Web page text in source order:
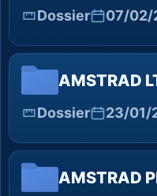
Dossier 07/02/
AMSTRAD
Dossier 23/01/
AMSTRAD